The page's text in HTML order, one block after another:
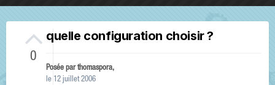
0
quelle configuration choisir ?
Posée parthomaspora,
le 12 juillet 2006